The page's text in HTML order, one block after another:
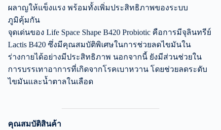
ผลาญให้แข็งแรง พร้อมทั้งเพิ่มประสิทธิภาพของระบบ
ภูมิคุ้มกัน
จุดเด่นของ Life Space Shape B420 Probiotic คือการมีจุลินทรีย์
Lactis B420 ซึ่งมีคุณสมบัติพิเศษในการช่วยลดไขมันใน
ร่างกายได้อย่างมีประสิทธิภาพ นอกจากนี้ ยังมีส่วนช่วยใน
การบรรเทาอาการที่เกิดจากโรคเบาหวาน โดยช่วยลดระดับ
ไขมันและน้ำตาลในเลือด
คุณสมบัติสินค้า